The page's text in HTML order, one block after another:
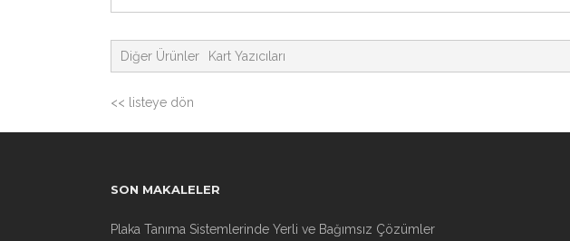
Diğer Ürünler Kart Yazıcıları
<< listeye dön
SON MAKALELER
Plaka Tanıma Sistemlerinde Yerli ve Bağımsız Çözümler